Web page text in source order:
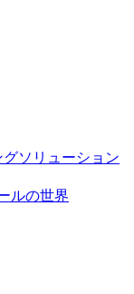
ソリューション
ルの世界